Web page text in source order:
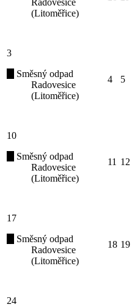
Radovesice
(Litoměřice)
3
Směsný odpad
Radovesice
(Litoměřice)
4 5
10
Směsný odpad
Radovesice
(Litoměřice)
11 12
17
Směsný odpad
Radovesice
(Litoměřice)
18 19
24